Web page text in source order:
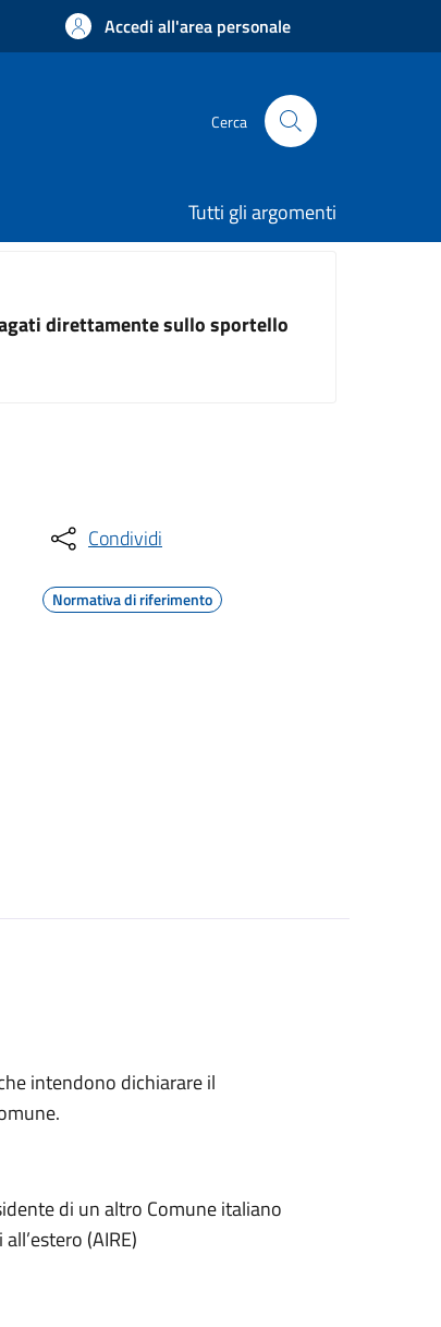
Accedi all'area personale
Cerca
Tutti gli argomenti
direttamente sullo sportello
Condividi
Normativa di riferimento
intendono dichiarare il
di un altro Comune italiano
(AIRE)